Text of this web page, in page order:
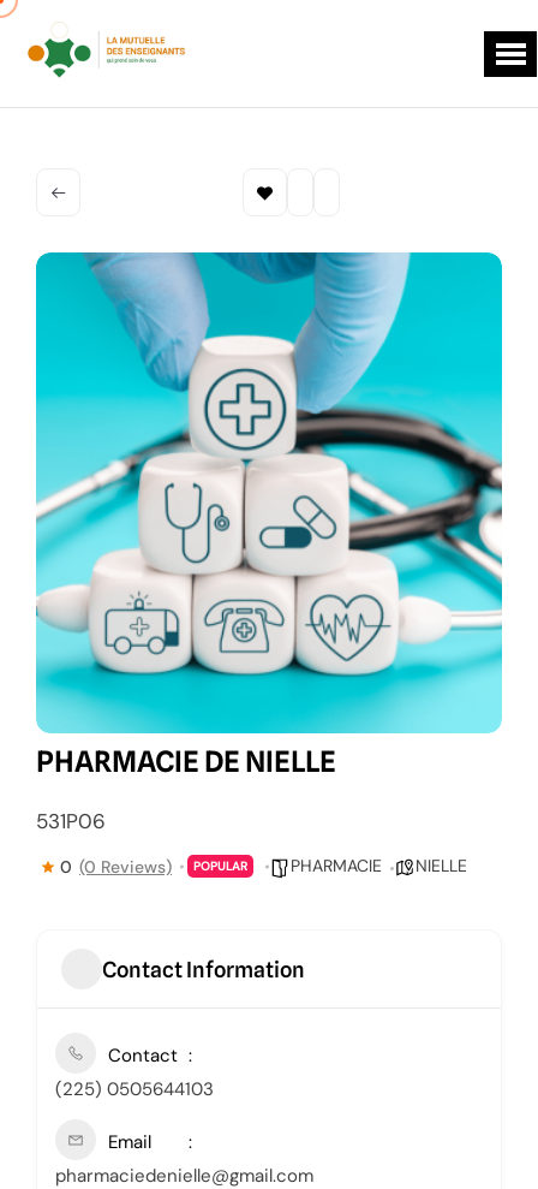
PHARMACIE DE NIELLE
531P06
0 (0 Reviews) POPULAR PHARMACIE NIELLE
Contact Information
Contact
(225) 0505644103
Email
pharmaciedenielle@gmail.com